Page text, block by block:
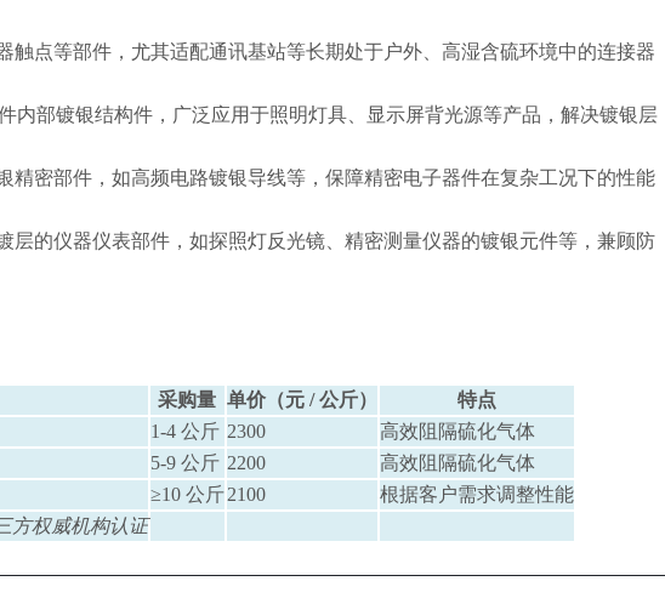
触点等部件，尤其适配通讯基站等长期处于户外、高湿含硫环境中的连接器
内部镀银结构件，广泛应用于照明灯具、显示屏背光源等产品，解决镀银层
精密部件，如高频电路镀银导线等，保障精密电子器件在复杂工况下的性能
层的仪器仪表部件，如探照灯反光镜、精密测量仪器的镀银元件等，兼顾防
采购量 单价（元 / 公斤）
特点
1-4 公斤 2300
高效阻隔硫化气体
5-9 公斤 2200
高效阻隔硫化气体
≥10 公斤 2100
根据客户需求调整性能
方权威机构认证